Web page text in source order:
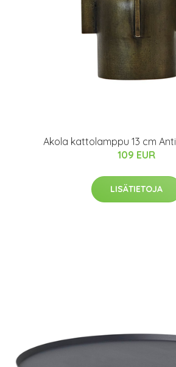
Akola kattolamppu 13 cm
109 EUR
LISÄTIETOJA